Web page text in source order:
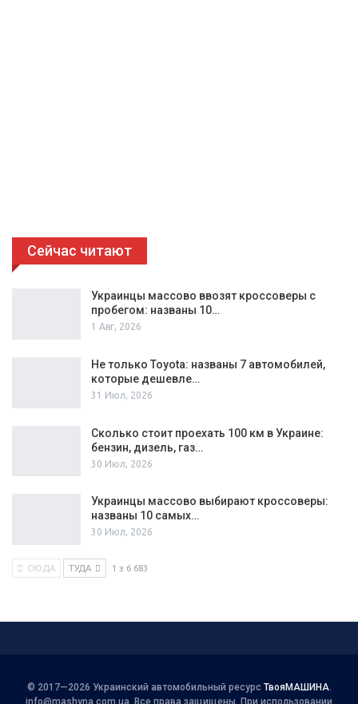
Сейчас читают
Украинцы массово ввозят кроссоверы с
пробегом: названы 10…
1 Авг, 2026
Не только Toyota: названы 7 автомобилей,
которые дешевле…
31 Июл, 2026
Сколько стоит проехать 100 км в Украине:
бензин, дизель, газ…
30 Июл, 2026
Украинцы массово выбирают кроссоверы:
названы 10 самых…
30 Июл, 2026
СЮДА ТУДА 1 з 6 683
© 2017—2026 Украинский автомобильный ресурс ТвояМАШИНА.
info@mashyna.com.ua . Все права защищены. При использовании